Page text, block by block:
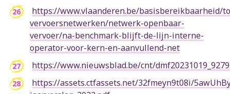
https://www.vlaanderen.be/basisbereikbaarheid/
vervoersnetwerken/netwerk-openbaar-
vervoer/na-benchmark-blijft-de-lijn-interne-
operator-voor-kern-en-aanvullend-net
https://www.nieuwsblad.be/cnt/
https://assets.ctfassets.net/32fmeyn9t08i/